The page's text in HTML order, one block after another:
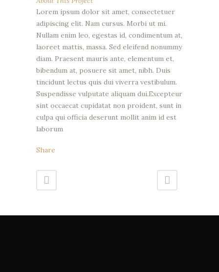
Lorem ipsum dolor sit amet, consectetuer
adipiscing elit. Nam cursus. Morbi ut mi.
Nullam enim leo, egestas id, condimentum at,
laoreet mattis, massa. Sed eleifend nonummy
diam. Praesent mauris ante, elementum et,
bibendum at, posuere sit amet, nibh. Duis
tincidunt lectus quis dui viverra vestibulum.
Suspendisse vulputate aliquam dui.Excepteur
sint occaecat cupidatat non proident, sunt in
culpa qui officia deserunt mollit anim id est
laborum
Share